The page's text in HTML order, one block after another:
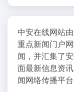
中安在线网站
重点新闻门户
闻，并汇集了
面最新信息资
闻网络传播平台